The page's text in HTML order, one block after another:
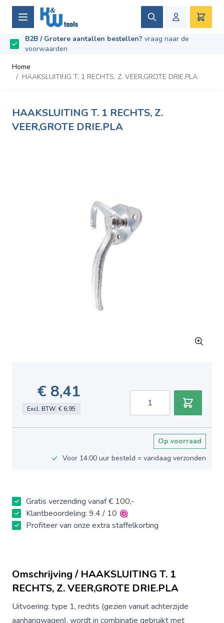
Ga naar de inhoud
Zoek
B2B / Grotere aantallen bestellen? vraag naar de
voorwaarden
Beoordeeld met 9.5/10- Gebaseerd op 669recensies
Home
/ HAAKSLUITING T. 1 RECHTS, Z. VEER,GROTE DRIE.PLA
HAAKSLUITING T. 1 RECHTS, Z.
VEER,GROTE DRIE.PLA
€ 8,41
Excl. BTW: € 6,95
Op voorraad
Voor 14:00 uur besteld = vandaag verzonden
Gratis verzending vanaf € 100,-
Klantbeoordeling: 9.4 / 10
Profiteer van onze extra staffelkorting
Omschrijving / HAAKSLUITING T. 1
RECHTS, Z. VEER,GROTE DRIE.PLA
Uitvoering: type 1, rechts (gezien vanuit achterzijde
aanhangwagen), wordt in combinatie gebruikt met